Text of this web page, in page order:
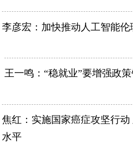
李彦宏：加快推动人工智能伦
王一鸣：“稳就业”要增强政
焦红：实施国家癌症攻坚行
水平